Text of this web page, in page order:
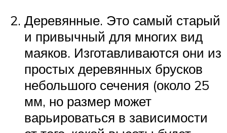
Деревянные. Это самый старый
и привычный для многих вид
маяков. Изготавливаются они из
простых деревянных брусков
небольшого сечения (около 25
мм, но размер может
варьироваться в зависимости